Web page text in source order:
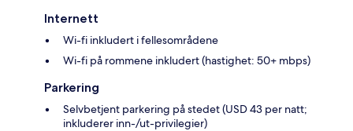
Internett
Wi-fi inkludert i fellesområdene
Wi-fi på rommene inkludert (hastighet: 50+ mbps)
Parkering
Selvbetjent parkering på stedet (USD 43 per natt;
inkluderer inn-/ut-privilegier)